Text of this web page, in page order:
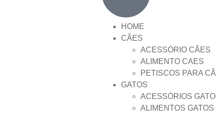
HOME
CÃES
ACESSÓRIO CÃES
ALIMENTO CAES
PETISCOS PARA
GATOS
ACESSÓRIOS
ALIMENTOS GATOS